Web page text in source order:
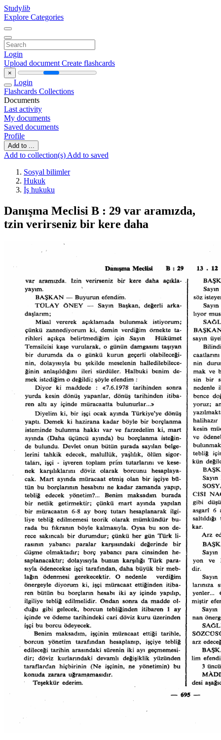
Studylib
Explore Categories
Login
Upload document Create flashcards
×
Login
Flashcards Collections
Documents
Last activity
My documents
Saved documents
Profile
Add to ...
Add to collection(s) Add to saved
Sosyal bilimler
Hukuk
İş hukuku
Danışma Meclisi B : 29 var aramızda,
tzin verirseniz bir kere daha